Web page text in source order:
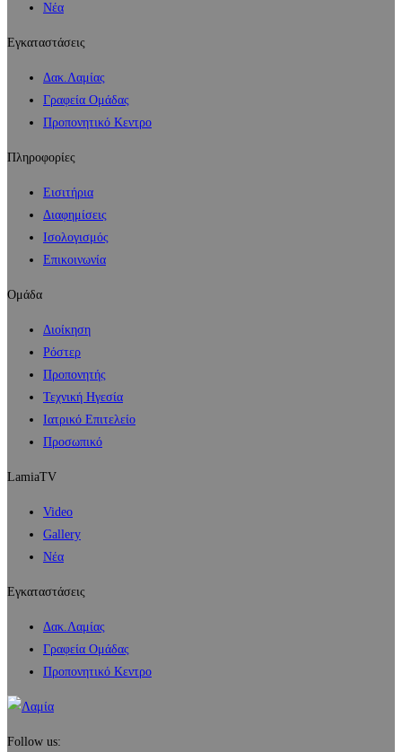
Νέα
Εγκαταστάσεις
Δακ.Λαμίας
Γραφεία Ομάδας
Προπονητικό Κεντρο
Πληροφορίες
Εισιτήρια
Διαφημίσεις
Ισολογισμός
Επικοινωνία
Ομάδα
Διοίκηση
Ρόστερ
Προπονητής
Τεχνική Ηγεσία
Ιατρικό Επιτελείο
Προσωπικό
LamiaTV
Video
Gallery
Νέα
Εγκαταστάσεις
Δακ.Λαμίας
Γραφεία Ομάδας
Προπονητικό Κεντρο
Follow us: